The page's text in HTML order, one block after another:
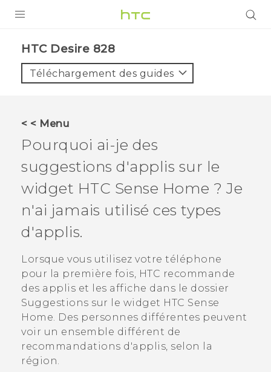
VIVE
VIVERSE
ASSISTANCE
Appareils HTC & Accessoires
Connexion
HTC Desire 828‎
Téléchargement des guides
< < Menu
Pourquoi ai-je des
suggestions d'applis sur le
widget HTC Sense Home ? Je
n'ai jamais utilisé ces types
d'applis.
Lorsque vous utilisez votre téléphone
pour la première fois, HTC recommande
des applis et les affiche dans le dossier
Suggestions sur le widget HTC Sense
Home. Des personnes différentes peuvent
voir un ensemble différent de
recommandations d'applis, selon la
région.